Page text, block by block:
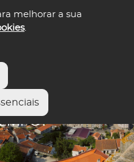
melhorar a sua
.